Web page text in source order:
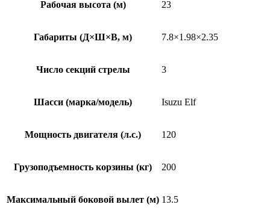
Рабочая высота (м) 23
Габариты (Д×Ш×В, м) 7.8×1.98×2.35
Число секций стрелы 3
Шасси (марка/модель) Isuzu Elf
Мощность двигателя (л.с.) 120
Грузоподъемность корзины (кг) 200
Максимальный боковой вылет (м) 13.5